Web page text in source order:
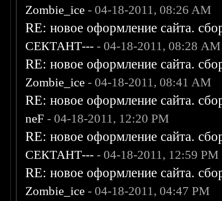
Zombie_ice - 04-18-2011, 08:26 AM
RE: новое оформление сайта.
СЕКТАНТ--- - 04-18-2011, 08:28 AM
RE: новое оформление сайта.
Zombie_ice - 04-18-2011, 08:41 AM
RE: новое оформление сайта.
neF - 04-18-2011, 12:20 PM
RE: новое оформление сайта.
СЕКТАНТ--- - 04-18-2011, 12:59 PM
RE: новое оформление сайта.
Zombie_ice - 04-18-2011, 04:47 PM